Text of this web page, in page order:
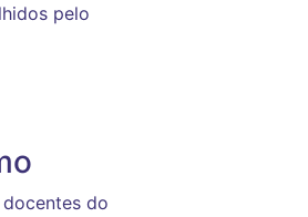
pelo
do